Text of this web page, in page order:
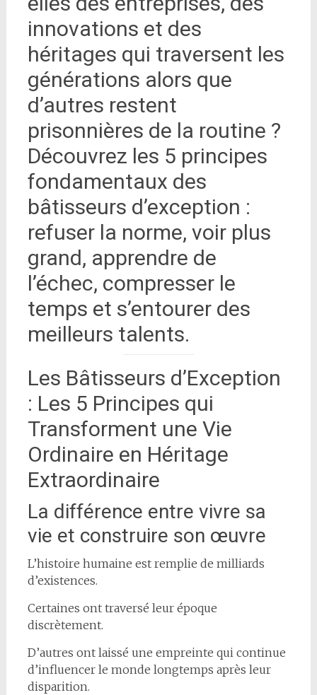
innovations et des
héritages qui traversent les
générations alors que
d’autres restent
prisonnières de la routine ?
Découvrez les 5 principes
fondamentaux des
bâtisseurs d’exception :
refuser la norme, voir plus
grand, apprendre de
l’échec, compresser le
temps et s’entourer des
meilleurs talents.
Les Bâtisseurs d’Exception
: Les 5 Principes qui
Transforment une Vie
Ordinaire en Héritage
Extraordinaire
La différence entre vivre sa
vie et construire son œuvre
L’histoire humaine est remplie de milliards
d’existences.
Certaines ont traversé leur époque
discrètement.
D’autres ont laissé une empreinte qui continue
d’influencer le monde longtemps après leur
disparition.